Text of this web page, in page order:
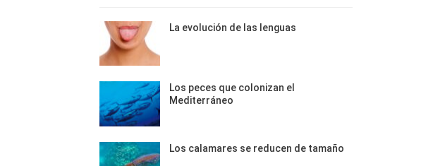
La evolución de las lenguas
Los peces que colonizan el
Mediterráneo
Los calamares se reducen de tamaño